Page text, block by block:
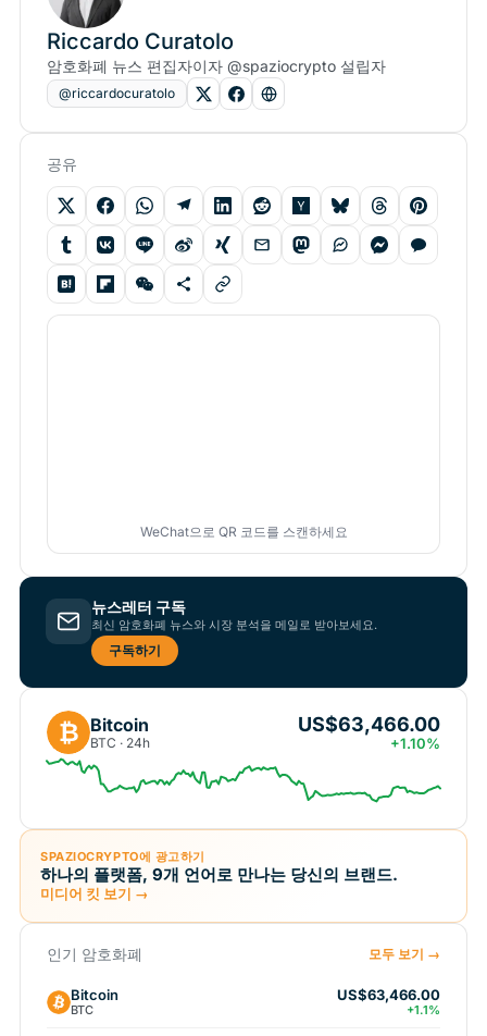
Riccardo Curatolo
암호화폐 뉴스 편집자이자 @spaziocrypto 설립자
@riccardocuratolo
공유
WeChat으로 QR 코드를 스캔하세요
뉴스레터 구독
최신 암호화폐 뉴스와 시장 분석을 메일로 받아보세요.
구독하기
₿ Bitcoin
BTC · 24h
US$63,466.00
+1.10%
SPAZIOCRYPTO에 광고하기
하나의 플랫폼, 9개 언어로 만나는 당신의 브랜드.
미디어 킷 보기 →
인기 암호화폐 모두 보기 →
Bitcoin
BTC
US$63,466.00
+1.1%